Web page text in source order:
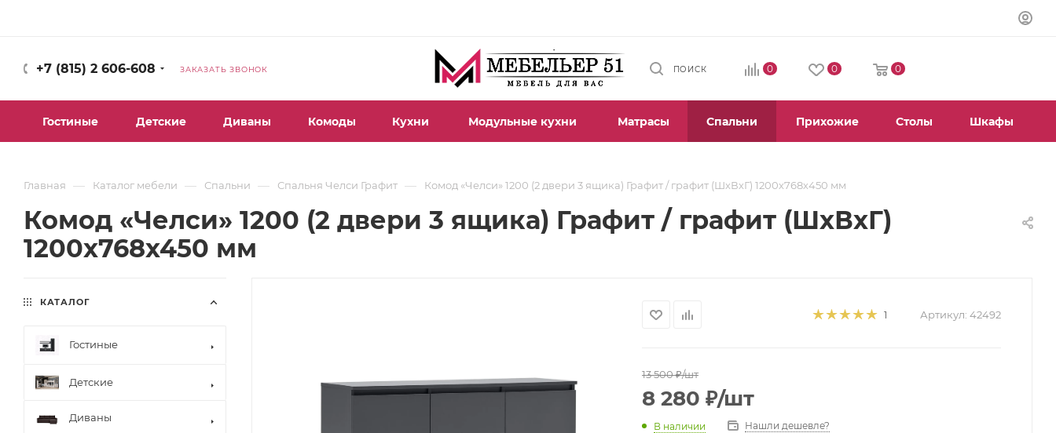
+7 (815) 2 606-608 ЗАКАЗАТЬ ЗВОНОК ПОИСК 0 0 0
Гостиные Детские Диваны Комоды Кухни Модульные кухни Матрасы Спальни Прихожие Столы Шкафы
Главная — Каталог мебели — Спальни — Спальня Челси Графит — Комод «Челси» 1200 (2 двери 3 ящика) Графит / графит (ШхВхГ) 1200х768х450 мм
Комод «Челси» 1200 (2 двери 3 ящика) Графит / графит (ШхВхГ)
1200х768х450 мм
1 Артикул: 42492
13 500₽/шт
8 280 ₽/шт
В наличии Нашли дешевле?
КАТАЛОГ
Гостиные
Детские
Диваны